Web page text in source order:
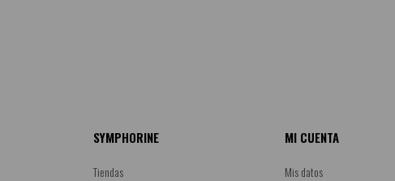
SYMPHORINE
Tiendas
MI CUENTA
Mis datos